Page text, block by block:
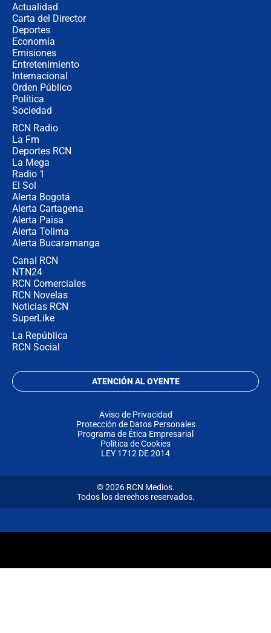
Actualidad
Carta del Director
Deportes
Economía
Emisiones
Entretenimiento
Internacional
Orden Público
Política
Sociedad
RCN Radio
La Fm
Deportes RCN
La Mega
Radio 1
El Sol
Alerta Bogotá
Alerta Cartagena
Alerta Paisa
Alerta Tolima
Alerta Bucaramanga
Canal RCN
NTN24
RCN Comerciales
RCN Novelas
Noticias RCN
SuperLike
La República
RCN Social
ATENCIÓN AL OYENTE
Aviso de Privacidad
Protección de Datos Personales
Programa de Ética Empresarial
Política de Cookies
LEY 1712 DE 2014
© 2026 RCN Medios.
Todos los derechos reservados.